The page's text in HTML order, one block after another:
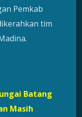
Pemkab
tim
Batang
Masih